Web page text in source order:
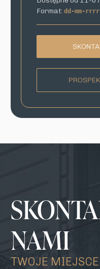
Format:dd-mm-rrrr.
NAMI
TWOJE